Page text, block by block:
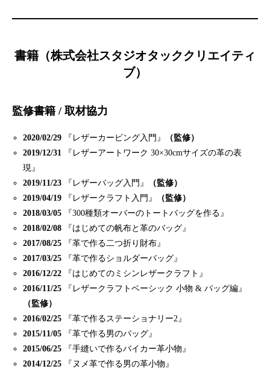
書籍（株式会社スタジオタッククリエイティ
ブ）
監修書籍 / 取材協力
2020/02/29 『レザーカービング入門』
（監修）
2019/12/31
『レザーアートワーク 30×30cmサイズの革の表
現』
2019/11/23 『レザーバッグ入門』
（監修）
2019/04/19 『レザークラフト入門』
（監修）
2018/03/05 『300種類オーバーのトートバッグを作る』
2018/02/08 『はじめての帆布と革のバッグ』
2017/08/25 『革で作る二つ折り財布』
2017/03/25 『革で作るショルダーバッグ』
2016/12/22 『はじめてのミシンレザークラフト』
2016/11/25 『レザークラフトベーシック 小物 & バッグ編』
（監修）
2016/02/25 『革で作るステーショナリー2』
2015/11/05 『革で作る男のバッグ』
2015/06/25 『手縫いで作るバイカー革小物』
2014/12/25 『ヌメ革で作る男の革小物』